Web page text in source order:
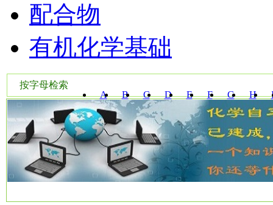
配合物
有机化学基础
按字母检索
A
B C D E F G H
W Y